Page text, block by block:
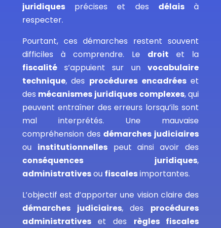
juridiquesprécises et des délaisà
respecter.
Pourtant, ces démarches restent souvent
difficiles à comprendre. Le droit et la
fiscalités’appuient sur unvocabulaire
technique, des procédures encadréeset
des mécanismes juridiques complexes, qui
peuvent entraîner des erreurs lorsqu’ils sont
mal interprétés. Une mauvaise
compréhension des démarches judiciaires
ou institutionnellespeut ainsi avoir des
conséquences juridiques,
administrativesou fiscalesimportantes.
L’objectif est d’apporter une vision claire des
démarches judiciaires, des procédures
administrativeset des règles fiscales